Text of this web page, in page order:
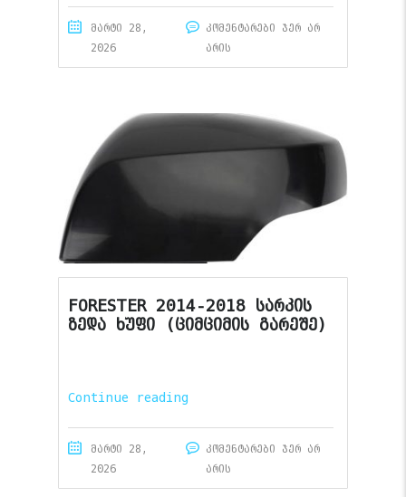
მარტი 28,
2026
კომენტარები ჯერ არ
არის
FORESTER 2014-2018 სარკის
ზედა ხუფი (ციმციმის გარეშე)
Continue reading
მარტი 28,
2026
კომენტარები ჯერ არ
არის